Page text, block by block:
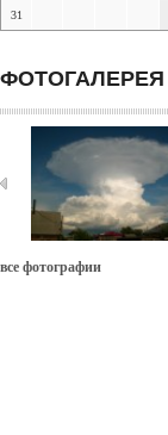
31
ФОТОГАЛЕРЕЯ
все фотографии